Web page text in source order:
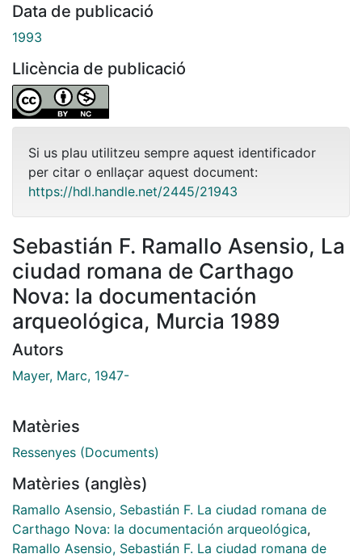
Data de publicació
1993
Llicència de publicació
Si us plau utilitzeu sempre aquest identificador
per citar o enllaçar aquest document:
https://hdl.handle.net/2445/21943
Sebastián F. Ramallo Asensio, La
ciudad romana de Carthago
Nova: la documentación
arqueológica, Murcia 1989
Autors
Mayer, Marc, 1947-
Matèries
Ressenyes (Documents)
Matèries (anglès)
Ramallo Asensio, Sebastián F. La ciudad romana de
Carthago Nova: la documentación arqueológica,
Ramallo Asensio, Sebastián F. La ciudad romana de